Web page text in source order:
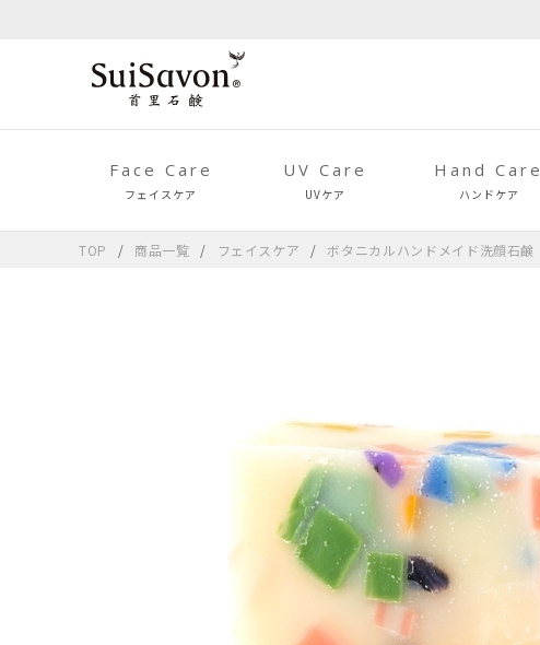
Face Care
フェイスケア
UV Care
UVケア
Hand Care
ハンドケア
TOP 商品一覧 フェイスケア ボタニカルハンドメイド洗顔石鹸